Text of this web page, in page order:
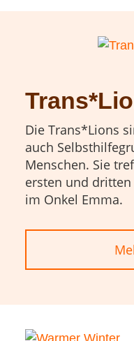
Die Trans*Lions
auch
Menschen. Sie
ersten und
im Onkel Emma.